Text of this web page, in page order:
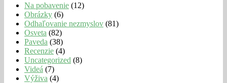
Na pobavenie (12)
Obrázky (6)
Odhaľovanie nezmyslov (81)
Osveta (82)
Paveda (38)
Recenzie (4)
Uncategorized (8)
Videá (7)
Výživa (4)